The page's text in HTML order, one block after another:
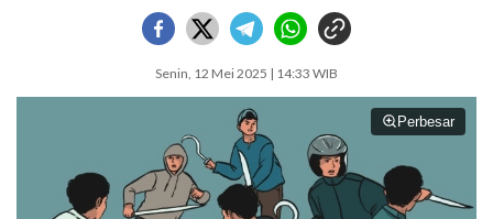
Senin, 12 Mei 2025 | 14:33 WIB
Perbesar